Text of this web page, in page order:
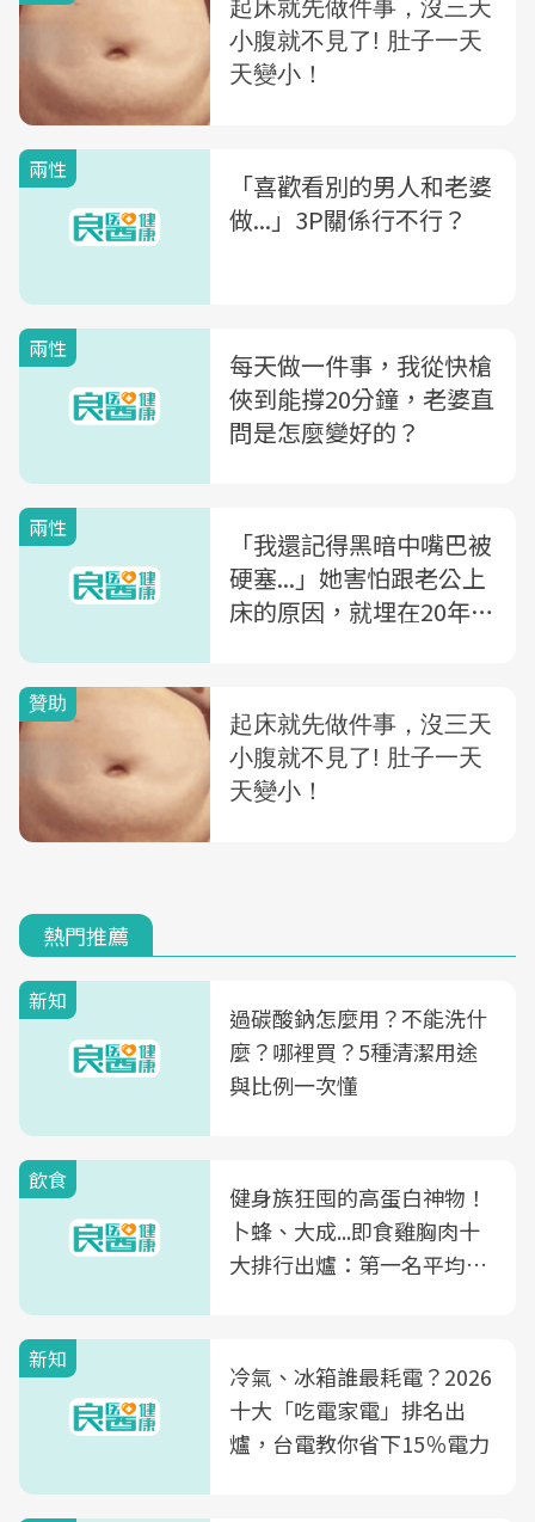
兩性
「喜歡看別的男人和老婆
做...」3P關係行不行？
兩性
每天做一件事，我從快槍
俠到能撐20分鐘，老婆直
問是怎麼變好的？
兩性
「我還記得黑暗中嘴巴被
硬塞...」她害怕跟老公上
床的原因，就埋在20年前
熱門推薦
新知
過碳酸鈉怎麼用？不能洗什
麼？哪裡買？5種清潔用途
與比例一次懂
飲食
健身族狂囤的高蛋白神物！
卜蜂、大成...即食雞胸肉十
大排行出爐：第一名平均一
新知
冷氣、冰箱誰最耗電？2026
十大「吃電家電」排名出
爐，台電教你省下15％電力